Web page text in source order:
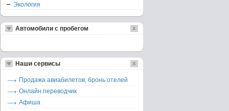
Экология
Автомобили с пробегом
Наши сервисы
Продажа авиабилетов, бронь отелей
Онлайн переводчик
Афиша